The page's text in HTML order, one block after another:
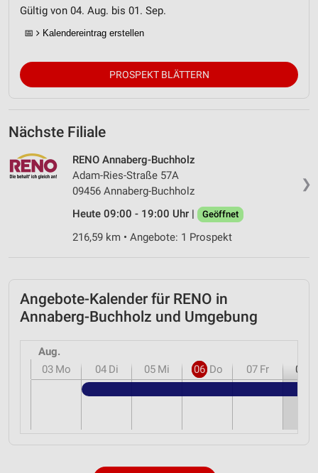
Gültig von 04. Aug. bis 01. Sep.
📅 Kalendereintrag erstellen
PROSPEKT BLÄTTERN
Nächste Filiale
❯
RENO Annaberg-Buchholz
Adam-Ries-Straße 57A
09456 Annaberg-Buchholz
Heute 09:00 - 19:00 Uhr |
Geöffnet
216,59 km • Angebote: 1 Prospekt
Angebote-Kalender für RENO in
Annaberg-Buchholz und Umgebung
Aug.
03 Mo 04 Di 05 Mi 06 Do 07 Fr 08